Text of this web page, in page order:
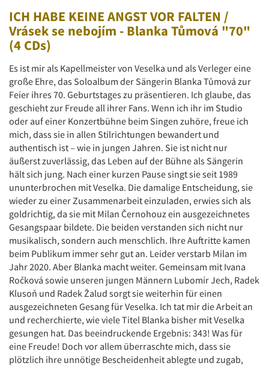
ICH HABE KEINE ANGST VOR FALTEN /
Vrásek se nebojím - Blanka Tůmová "70"
(4 CDs)
Es ist mir als Kapellmeister von Veselka und als Verleger eine
große Ehre, das Soloalbum der Sängerin Blanka Tůmová zur
Feier ihres 70. Geburtstages zu präsentieren. Ich glaube, das
geschieht zur Freude all ihrer Fans. Wenn ich ihr im Studio
oder auf einer Konzertbühne beim Singen zuhöre, freue ich
mich, dass sie in allen Stilrichtungen bewandert und
authentisch ist – wie in jungen Jahren. Sie ist nicht nur
äußerst zuverlässig, das Leben auf der Bühne als Sängerin
hält sich jung. Nach einer kurzen Pause singt sie seit 1989
ununterbrochen mit Veselka. Die damalige Entscheidung, sie
wieder zu einer Zusammenarbeit einzuladen, erwies sich als
goldrichtig, da sie mit Milan Černohouz ein ausgezeichnetes
Gesangspaar bildete. Die beiden verstanden sich nicht nur
musikalisch, sondern auch menschlich. Ihre Auftritte kamen
beim Publikum immer sehr gut an. Leider verstarb Milan im
Jahr 2020. Aber Blanka macht weiter. Gemeinsam mit Ivana
Ročková sowie unseren jungen Männern Lubomír Jech, Radek
Klusoň und Radek Žalud sorgt sie weiterhin für einen
ausgezeichneten Gesang für Veselka. Ich tat mir die Arbeit an
und recherchierte, wie viele Titel Blanka bisher mit Veselka
gesungen hat. Das beeindruckende Ergebnis: 343! Was für
eine Freude! Doch vor allem überraschte mich, dass sie
plötzlich ihre unnötige Bescheidenheit ablegte und zugab,